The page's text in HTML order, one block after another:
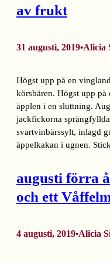
av frukt
31 augusti, 2019•Alicia
Högst upp på en
körsbären. Högst upp på
äpplen i en sluttning.
jackfickorna
svartvinbärssylt, inlagd
äppelkakan i ugnen.
augusti förra
och ett
4 augusti, 2019•Alicia